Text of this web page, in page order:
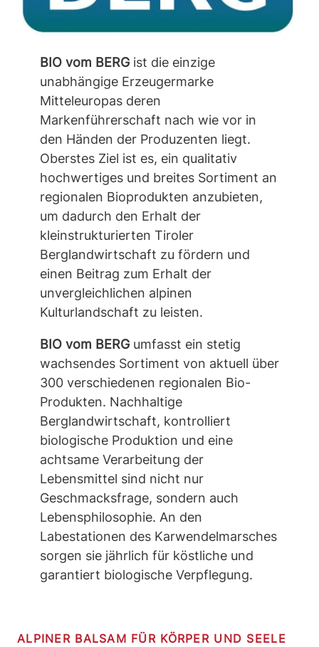
BIO vom BERG ist die einzige
unabhängige Erzeugermarke
Mitteleuropas deren
Markenführerschaft nach wie vor in
den Händen der Produzenten liegt.
Oberstes Ziel ist es, ein qualitativ
hochwertiges und breites Sortiment an
regionalen Bioprodukten anzubieten,
um dadurch den Erhalt der
kleinstrukturierten Tiroler
Berglandwirtschaft zu fördern und
einen Beitrag zum Erhalt der
unvergleichlichen alpinen
Kulturlandschaft zu leisten.
BIO vom BERG umfasst ein stetig
wachsendes Sortiment von aktuell über
300 verschiedenen regionalen Bio-
Produkten. Nachhaltige
Berglandwirtschaft, kontrolliert
biologische Produktion und eine
achtsame Verarbeitung der
Lebensmittel sind nicht nur
Geschmacksfrage, sondern auch
Lebensphilosophie. An den
Labestationen des Karwendelmarsches
sorgen sie jährlich für köstliche und
garantiert biologische Verpflegung.
ALPINER BALSAM FÜR KÖRPER UND SEELE